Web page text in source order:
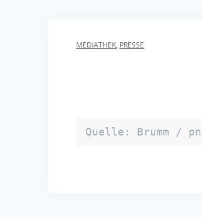
MEDIATHEK, PRESSE
Quelle: Brumm /